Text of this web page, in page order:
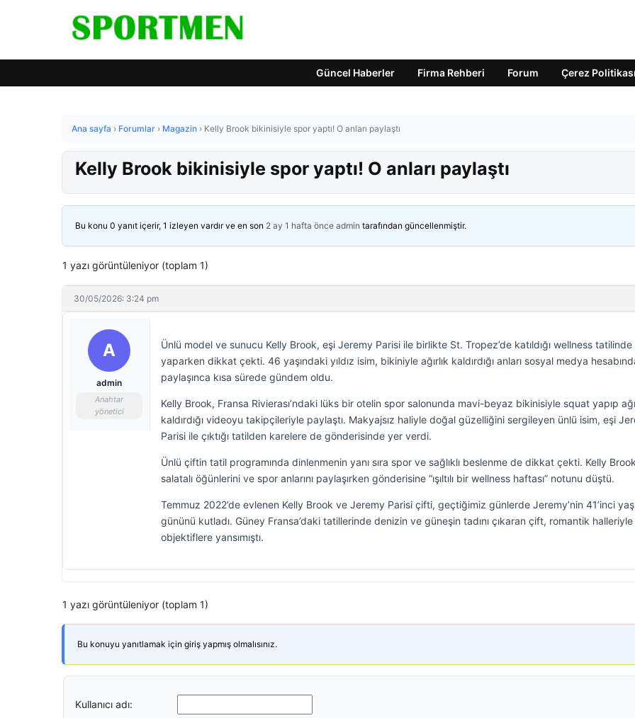
Güncel Haberler Firma Rehberi Forum Çerez Politikası
Ana sayfa › Forumlar › Magazin › Kelly Brook bikinisiyle spor yaptı! O anları paylaştı
Kelly Brook bikinisiyle spor yaptı! O anları paylaştı
Bu konu 0 yanıt içerir, 1 izleyen vardır ve en son 2 ay 1 hafta önce admin tarafından güncellenmiştir.
1 yazı görüntüleniyor (toplam 1)
30/05/2026: 3:24 pm
A
admin
Anahtar
yönetici
Ünlü model ve sunucu Kelly Brook, eşi Jeremy Parisi ile birlikte St. Tropez’de katıldığı wellness
yaparken dikkat çekti. 46 yaşındaki yıldız isim, bikiniyle ağırlık kaldırdığı anları sosyal medya
paylaşınca kısa sürede gündem oldu.
Kelly Brook, Fransa Rivierası’ndaki lüks bir otelin spor salonunda mavi-beyaz bikinisiyle squat yapıp
kaldırdığı videoyu takipçileriyle paylaştı. Makyajsız haliyle doğal güzelliğini sergileyen ünlü isim, eşi
Parisi ile çıktığı tatilden karelere de gönderisinde yer verdi.
Ünlü çiftin tatil programında dinlenmenin yanı sıra spor ve sağlıklı beslenme de dikkat çekti. Kelly
salatalı öğünlerini ve spor anlarını paylaşırken gönderisine “ışıltılı bir wellness haftası” notunu düştü.
Temmuz 2022’de evlenen Kelly Brook ve Jeremy Parisi çifti, geçtiğimiz günlerde Jeremy’nin 41’inci yaş
gününü kutladı. Güney Fransa’daki tatillerinde denizin ve güneşin tadını çıkaran çift, romantik halleriyle
objektiflere yansımıştı.
1 yazı görüntüleniyor (toplam 1)
Bu konuyu yanıtlamak için giriş yapmış olmalısınız.
Kullanıcı adı: